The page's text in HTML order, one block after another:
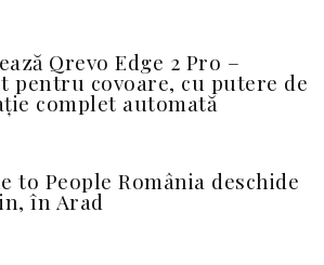
Qrevo Edge 2 Pro –
pentru covoare, cu putere de
complet automată
to People România deschide
în Arad